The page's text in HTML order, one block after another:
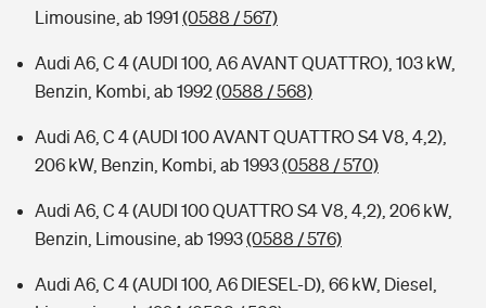
Limousine, ab 1991 (0588 / 567)
Audi A6, C 4 (AUDI 100, A6 AVANT QUATTRO), 103 kW,
Benzin, Kombi, ab 1992(0588 / 568)
Audi A6, C 4 (AUDI 100 AVANT QUATTRO S4 V8, 4,2),
206 kW, Benzin, Kombi, ab 1993(0588 / 570)
Audi A6, C 4 (AUDI 100 QUATTRO S4 V8, 4,2), 206 kW,
Benzin, Limousine, ab 1993(0588 / 576)
Audi A6, C 4 (AUDI 100, A6 DIESEL-D), 66 kW, Diesel,